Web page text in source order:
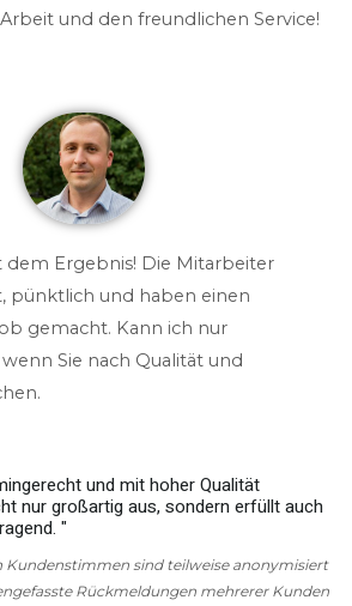
und den freundlichen Service!
dem Ergebnis! Die Mitarbeiter
pünktlich und haben einen
gemacht. Kann ich nur
Sie nach Qualität und
und mit hoher Qualität
nur großartig aus, sondern erfüllt auch
"
Kundenstimmen sind teilweise anonymisiert
Rückmeldungen mehrerer Kunden